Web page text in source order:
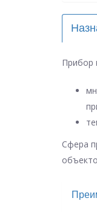
Прибор
Сфера